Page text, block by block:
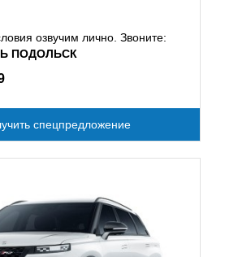
озвучим лично. Звоните:
ПОДОЛЬСК
спецпредложение